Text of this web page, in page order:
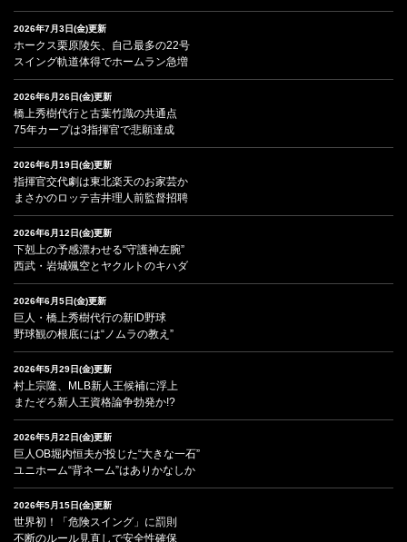
2026年7月3日(金)更新
ホークス栗原陵矢、自己最多の22号
スイング軌道体得でホームラン急増
2026年6月26日(金)更新
橋上秀樹代行と古葉竹識の共通点
75年カープは3指揮官で悲願達成
2026年6月19日(金)更新
指揮官交代劇は東北楽天のお家芸か
まさかのロッテ吉井理人前監督招聘
2026年6月12日(金)更新
下剋上の予感漂わせる“守護神左腕”
西武・岩城颯空とヤクルトのキハダ
2026年6月5日(金)更新
巨人・橋上秀樹代行の新ID野球
野球観の根底には“ノムラの教え”
2026年5月29日(金)更新
村上宗隆、MLB新人王候補に浮上
またぞろ新人王資格論争勃発か!?
2026年5月22日(金)更新
巨人OB堀内恒夫が投じた“大きな一石”
ユニホーム“背ネーム”はありかなしか
2026年5月15日(金)更新
世界初！「危険スイング」に罰則
不断のルール見直しで安全性確保